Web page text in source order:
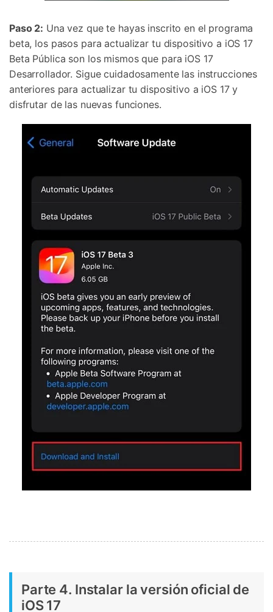
Paso 2: Una vez que te hayas inscrito en el programa
beta, los pasos para actualizar tu dispositivo a iOS 17
Beta Pública son los mismos que para iOS 17
Desarrollador. Sigue cuidadosamente las instrucciones
anteriores para actualizar tu dispositivo a iOS 17 y
disfrutar de las nuevas funciones.
Parte 4. Instalar la versión oficial de
iOS 17